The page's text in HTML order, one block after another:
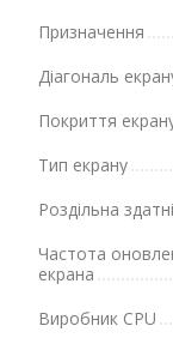
Призначення
Діагональ
Покриття
Тип екрану
Роздільна
Частота
екрана
Виробник CPU